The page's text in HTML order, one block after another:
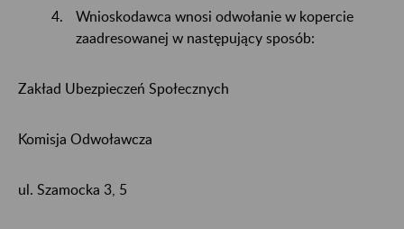
Wnioskodawca wnosi odwołanie w kopercie
zaadresowanej w następujący sposób:
Zakład Ubezpieczeń Społecznych
Komisja Odwoławcza
ul. Szamocka 3, 5